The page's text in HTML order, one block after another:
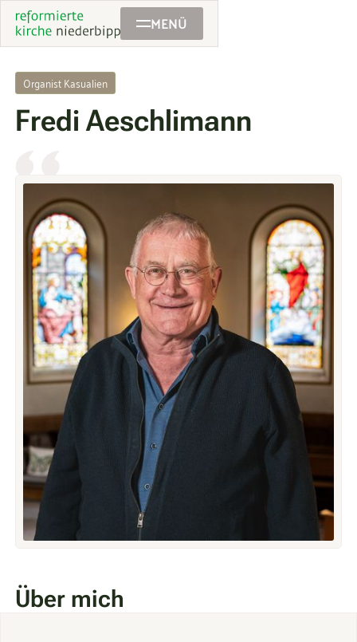
MENÜ
Organist Kasualien
Fredi Aeschlimann
Über mich